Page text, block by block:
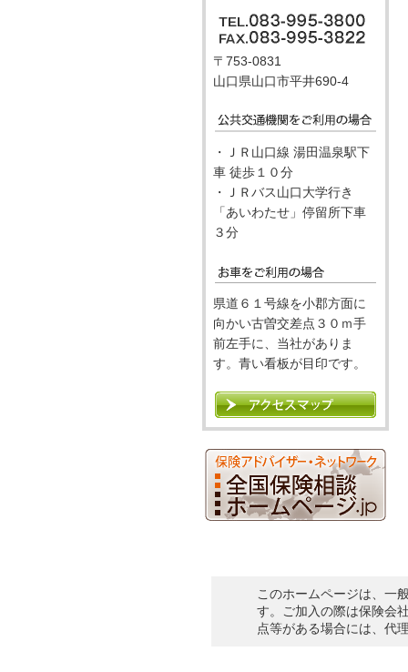
〒753-0831
山口県山口市平井690-4
・ＪＲ山口線 湯田温泉駅下
車 徒歩１０分
・ＪＲバス山口大学行き
「あいわたせ」停留所下車
３分
県道６１号線を小郡方面に
向かい古曽交差点３０ｍ手
前左手に、当社がありま
す。青い看板が目印です。
このホームページは、一
す。ご加入の際は保険会
点等がある場合には、代